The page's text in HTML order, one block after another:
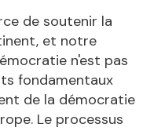
de soutenir la
et notre
n'est pas
fondamentaux
de la démocratie
Le processus